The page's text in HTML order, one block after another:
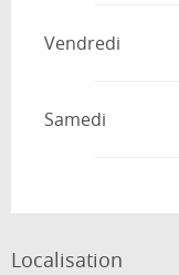
Vendredi
Samedi
Localisation